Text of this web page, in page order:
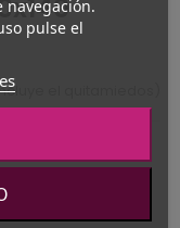
el quitamiedos)
ALTO
navegación.
pulse el